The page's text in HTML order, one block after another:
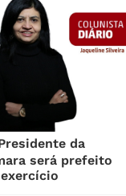
da
será prefeito